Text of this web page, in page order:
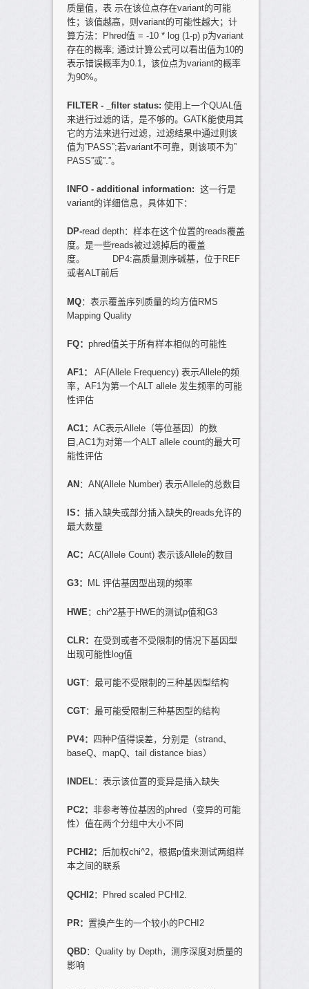
质量值，表 示在该位点存在variant的可能
性；该值越高，则variant的可能性越大；计
算方法：Phred值 = -10 * log (1-p) p为variant
存在的概率; 通过计算公式可以看出值为10的
表示错误概率为0.1，该位点为variant的概率
为90%。
FILTER - _filter status: 使用上一个QUAL值
来进行过滤的话，是不够的。GATK能使用其
它的方法来进行过滤，过滤结果中通过则该
值为”PASS”;若variant不可靠，则该项不为”
PASS”或”.”。
INFO - additional information: 这一行是
variant的详细信息，具体如下：
DP-read depth：样本在这个位置的reads覆盖
度。是一些reads被过滤掉后的覆盖
度。 DP4:高质量测序碱基，位于REF
或者ALT前后
MQ：表示覆盖序列质量的均方值RMS
Mapping Quality
FQ： phred值关于所有样本相似的可能性
AF1：
AF(Allele Frequency) 表示Allele的频
率，AF1为第一个ALT allele 发生频率的可能
性评估
AC1： AC表示Allele（等位基因）的数
目,AC1为对第一个ALT allele count的最大可
能性评估
AN ：AN(Allele Number) 表示Allele的总数目
IS ： 插入缺失或部分插入缺失的reads允许的
最大数量
AC： AC(Allele Count) 表示该Allele的数目
G3： ML 评估基因型出现的频率
HWE ：chi^2基于HWE的测试p值和G3
CLR： 在受到或者不受限制的情况下基因型
出现可能性log值
UGT：最可能不受限制的三种基因型结构
CGT：最可能受限制三种基因型的结构
PV4：
四种P值得误差，分别是（strand、
baseQ、mapQ、tail distance bias）
INDEL：表示该位置的变异是插入缺失
PC2： 非参考等位基因的phred（变异的可能
性）值在两个分组中大小不同
PCHI2： 后加权chi^2，根据p值来测试两组样
本之间的联系
QCHI2：Phred scaled PCHI2.
PR： 置换产生的一个较小的PCHI2
QBD：Quality by Depth，测序深度对质量的
影响